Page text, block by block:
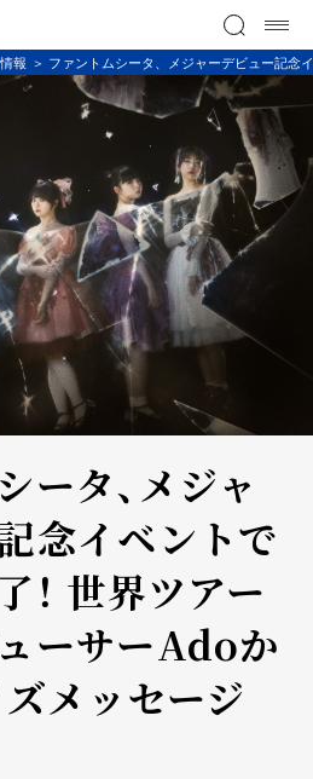
報 ファントムシータ、メジャーデビュー記念
ータ、メジャ
念イベントで
！ 世界ツアー
ーサーAdoか
メッセージ